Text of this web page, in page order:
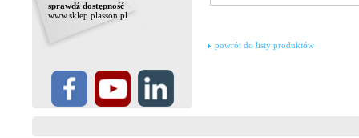
sprawdź dostępność
www.sklep.plasson.pl
powrót do listy produktów